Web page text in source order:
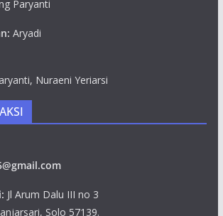
Paryanti
Aryadi
Nuraeni Yeriarsi
Jl Arum Dalu III no 3
Solo 57139.